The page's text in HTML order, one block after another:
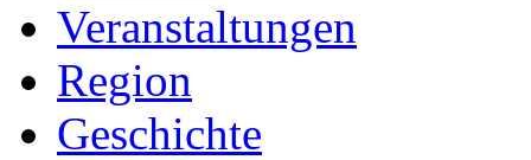
Veranstaltungen
Region
Geschichte